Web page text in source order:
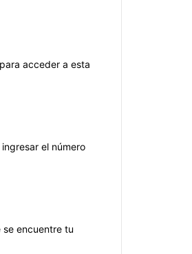
acceder a esta
el número
encuentre tu